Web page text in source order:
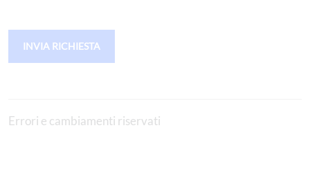
INVIA RICHIESTA
Errori e cambiamenti riservati